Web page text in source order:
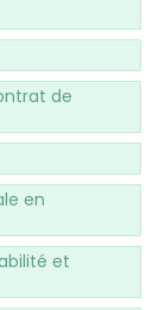
de
en
et